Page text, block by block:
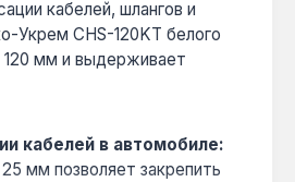
кабелей, шлангов и
Укрем CHS-120KT белого
мм и выдерживает
кабелей в автомобиле:
мм позволяет закрепить